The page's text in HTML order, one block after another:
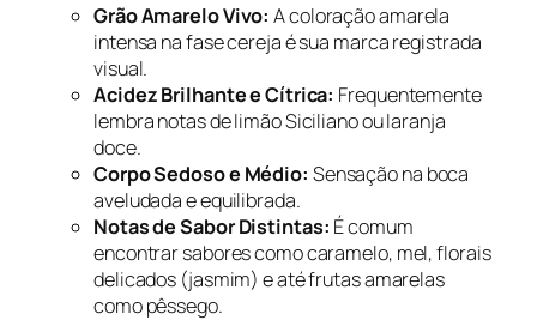
Grão Amarelo Vivo: A coloração amarela
intensa na fase cereja é sua marca registrada
visual.
Acidez Brilhante e Cítrica: Frequentemente
lembra notas de limão Siciliano ou laranja
doce.
Corpo Sedoso e Médio: Sensação na boca
aveludada e equilibrada.
Notas de Sabor Distintas: É comum
encontrar sabores como caramelo, mel, florais
delicados (jasmim) e até frutas amarelas
como pêssego.